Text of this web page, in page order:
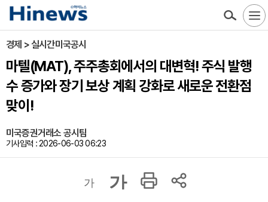
경제 > 실시간미국공시
마텔(MAT), 주주총회에서의 대변혁! 주식 발행
수 증가와 장기 보상 계획 강화로 새로운 전환점
맞이!
미국증권거래소 공시팀
기사입력 : 2026-06-03 06:23
가 가